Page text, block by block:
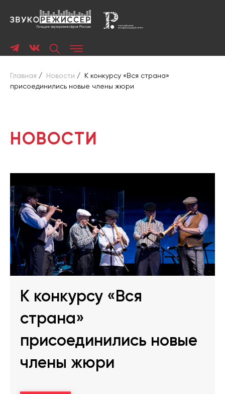
Главная / Новости /
К конкурсу «Вся страна»
присоединились новые члены жюри
НОВОСТИ
К конкурсу «Вся
страна»
присоединились новые
члены жюри